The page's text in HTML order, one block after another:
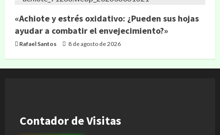
«Achiote y estrés oxidativo: ¿Pueden sus hojas
ayudar a combatir el envejecimiento?»
Rafael Santos 8 de agosto de 2026
Contador de Visitas